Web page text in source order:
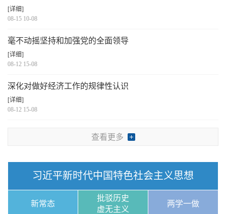
[详细]
08-15 10-08
毫不动摇坚持和加强党的全面领导
[详细]
08-12 15-08
深化对做好经济工作的规律性认识
[详细]
08-12 15-08
查看更多
习近平新时代中国特色社会主义思想
新常态
批驳历史
虚无主义
两学一做